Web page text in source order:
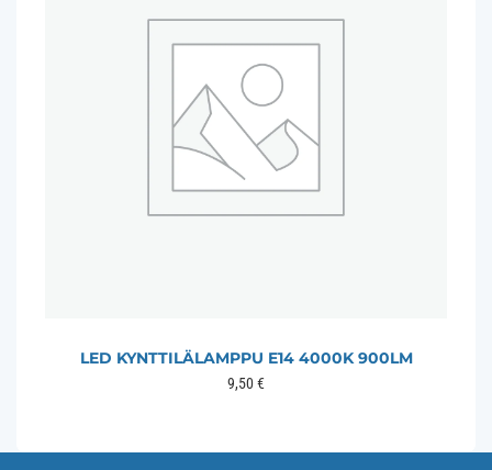
LED KYNTTILÄLAMPPU E14 4000K 900LM
9,50€